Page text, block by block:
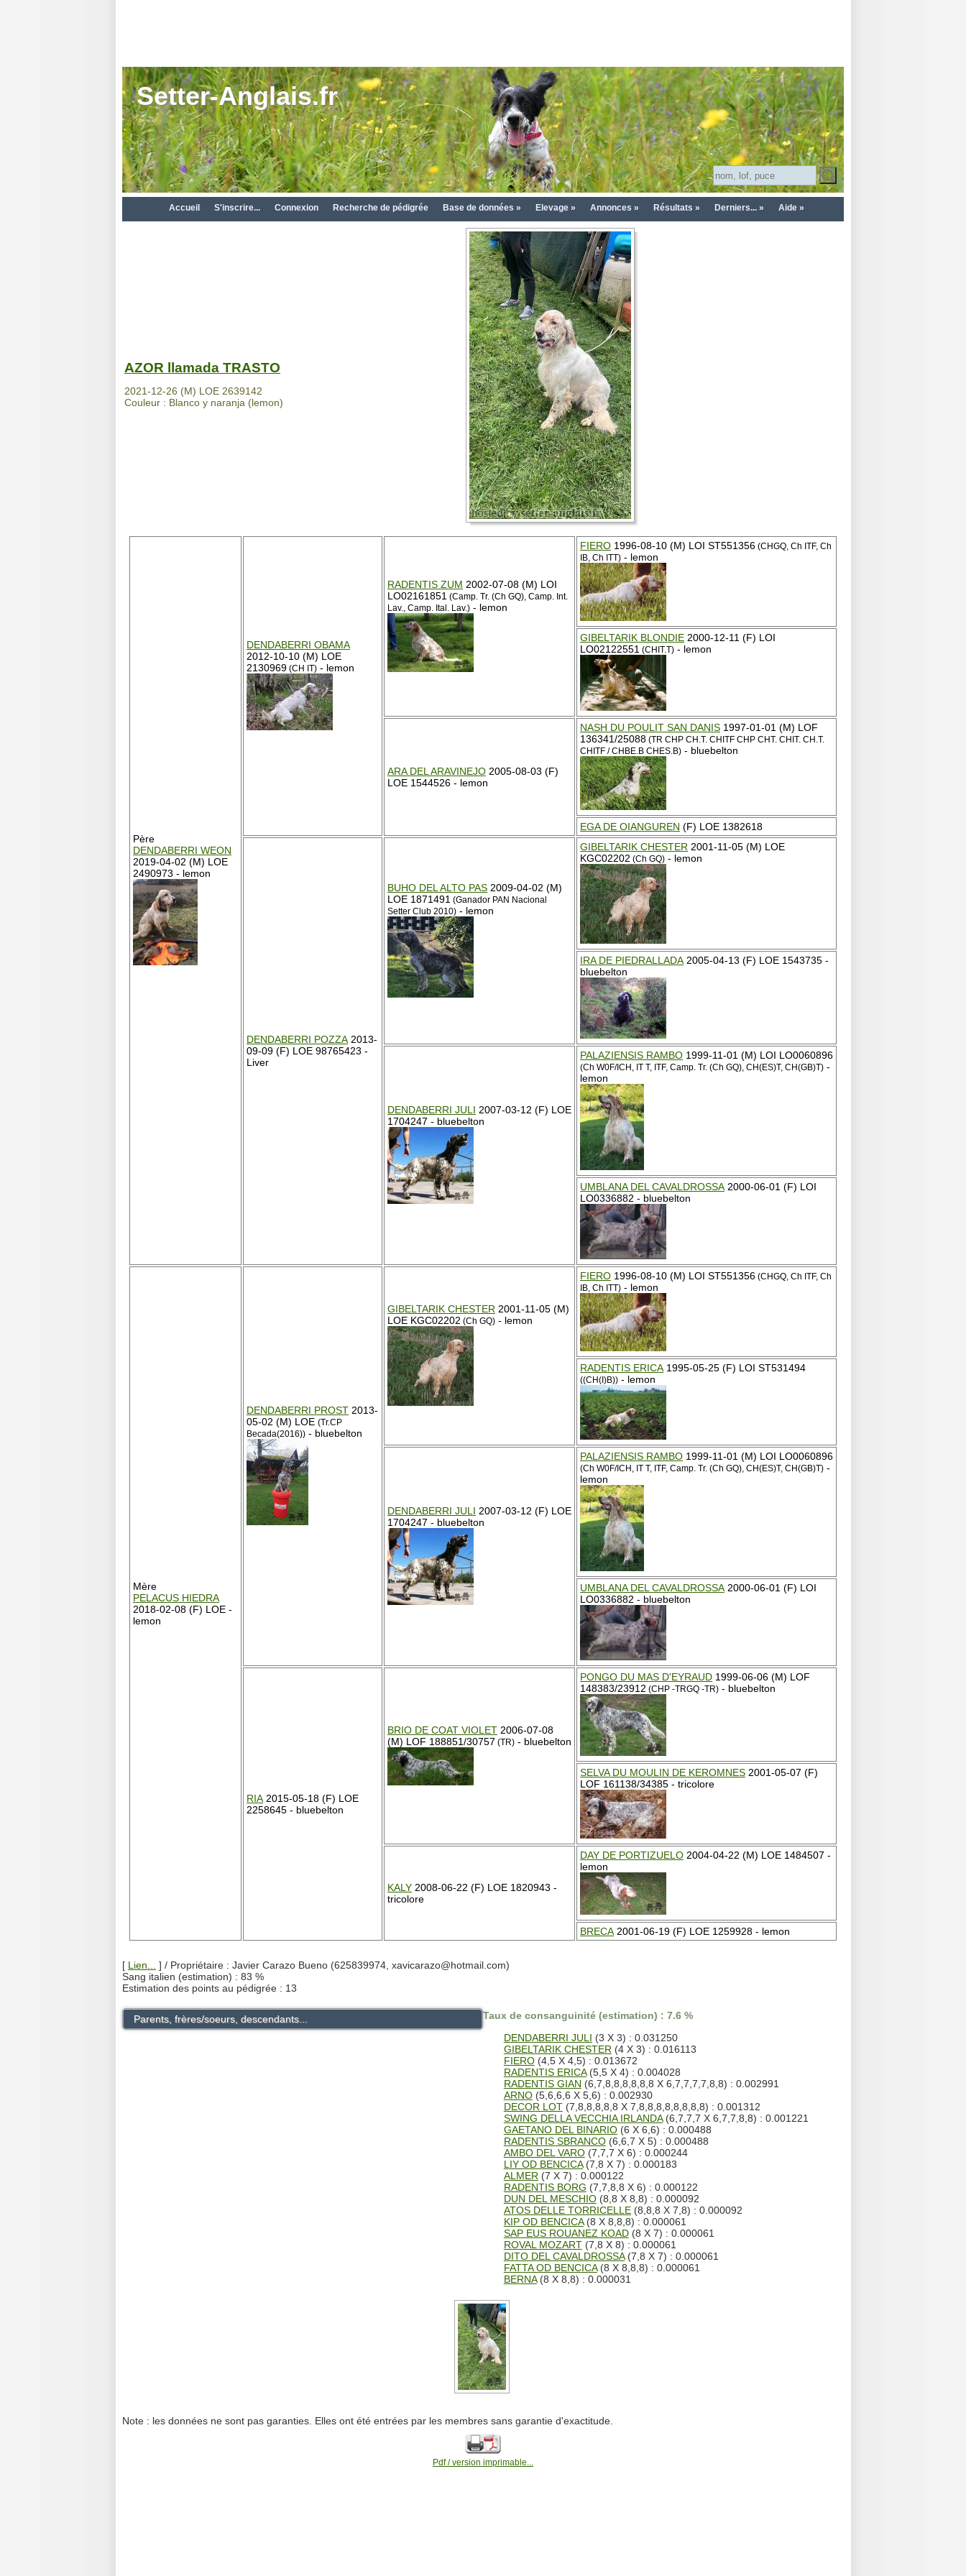
Setter-Anglais.fr
Accueil S'inscrire... Connexion Recherche de pédigrée Base de données » Elevage » Annonces » Résultats » Derniers... » Aide »
AZOR llamada TRASTO
2021-12-26 (M) LOE 2639142
Couleur : Blanco y naranja (lemon)
Père
DENDABERRI WEON
2019-04-02 (M) LOE
2490973 - lemon
DENDABERRI OBAMA
2012-10-10 (M) LOE
2130969 (CH IT) - lemon
RADENTIS ZUM 2002-07-08 (M) LOI
LO02161851 (Camp. Tr. (Ch GQ), Camp. Int.
Lav., Camp. Ital. Lav.) - lemon
FIERO 1996-08-10 (M) LOI ST551356 (CHGQ, Ch ITF, Ch
IB, Ch ITT) - lemon
GIBELTARIK BLONDIE 2000-12-11 (F) LOI
LO02122551 (CHIT.T) - lemon
ARA DEL ARAVINEJO 2005-08-03 (F)
LOE 1544526 - lemon
NASH DU POULIT SAN DANIS 1997-01-01 (M) LOF
136341/25088 (TR CHP CH.T. CHITF CHP CHT. CHIT. CH.T.
CHITF / CHBE.B CHES.B) - bluebelton
EGA DE OIANGUREN (F) LOE 1382618
DENDABERRI POZZA 2013-
09-09 (F) LOE 98765423 -
Liver
BUHO DEL ALTO PAS 2009-04-02 (M)
LOE 1871491 (Ganador PAN Nacional
Setter Club 2010) - lemon
GIBELTARIK CHESTER 2001-11-05 (M) LOE
KGC02202 (Ch GQ) - lemon
IRA DE PIEDRALLADA 2005-04-13 (F) LOE 1543735 -
bluebelton
DENDABERRI JULI 2007-03-12 (F) LOE
1704247 - bluebelton
PALAZIENSIS RAMBO 1999-11-01 (M) LOI LO0060896
(Ch W0F/ICH, IT T, ITF, Camp. Tr. (Ch GQ), CH(ES)T, CH(GB)T) -
lemon
UMBLANA DEL CAVALDROSSA 2000-06-01 (F) LOI
LO0336882 - bluebelton
Mère
PELACUS HIEDRA
2018-02-08 (F) LOE -
lemon
DENDABERRI PROST 2013-
05-02 (M) LOE (Tr.CP
Becada(2016)) - bluebelton
GIBELTARIK CHESTER 2001-11-05 (M)
LOE KGC02202 (Ch GQ) - lemon
FIERO 1996-08-10 (M) LOI ST551356 (CHGQ, Ch ITF, Ch
IB, Ch ITT) - lemon
RADENTIS ERICA 1995-05-25 (F) LOI ST531494
((CH(I)B)) - lemon
DENDABERRI JULI 2007-03-12 (F) LOE
1704247 - bluebelton
PALAZIENSIS RAMBO 1999-11-01 (M) LOI LO0060896
(Ch W0F/ICH, IT T, ITF, Camp. Tr. (Ch GQ), CH(ES)T, CH(GB)T) -
lemon
UMBLANA DEL CAVALDROSSA 2000-06-01 (F) LOI
LO0336882 - bluebelton
RIA 2015-05-18 (F) LOE
2258645 - bluebelton
BRIO DE COAT VIOLET 2006-07-08
(M) LOF 188851/30757 (TR) - bluebelton
PONGO DU MAS D'EYRAUD 1999-06-06 (M) LOF
148383/23912 (CHP -TRGQ -TR) - bluebelton
SELVA DU MOULIN DE KEROMNES 2001-05-07 (F)
LOF 161138/34385 - tricolore
KALY 2008-06-22 (F) LOE 1820943 -
tricolore
DAY DE PORTIZUELO 2004-04-22 (M) LOE 1484507 -
lemon
BRECA 2001-06-19 (F) LOE 1259928 - lemon
[ Lien...
] / Propriétaire : Javier Carazo Bueno (625839974, xavicarazo@hotmail.com)
Sang italien (estimation) : 83 %
Estimation des points au pédigrée : 13
Parents, frères/soeurs, descendants...
Taux de consanguinité (estimation) : 7.6 %
DENDABERRI JULI (3 X 3) : 0.031250
GIBELTARIK CHESTER (4 X 3) : 0.016113
FIERO(4,5 X 4,5) : 0.013672
RADENTIS ERICA(5,5 X 4) : 0.004028
RADENTIS GIAN (6,7,8,8,8,8,8,8 X 6,7,7,7,7,8,8) : 0.002991
ARNO(5,6,6,6 X 5,6) : 0.002930
DECOR LOT(7,8,8,8,8,8 X 7,8,8,8,8,8,8,8,8) : 0.001312
SWING DELLA VECCHIA IRLANDA(6,7,7,7 X 6,7,7,8,8) : 0.001221
GAETANO DEL BINARIO(6 X 6,6) : 0.000488
RADENTIS SBRANCO(6,6,7 X 5) : 0.000488
AMBO DEL VARO(7,7,7 X 6) : 0.000244
LIY OD BENCICA(7,8 X 7) : 0.000183
ALMER (7 X 7) : 0.000122
RADENTIS BORG (7,7,8,8 X 6) : 0.000122
DUN DEL MESCHIO(8,8 X 8,8) : 0.000092
ATOS DELLE TORRICELLE(8,8,8 X 7,8) : 0.000092
KIP OD BENCICA(8 X 8,8,8) : 0.000061
SAP EUS ROUANEZ KOAD(8 X 7) : 0.000061
ROVAL MOZART(7,8 X 8) : 0.000061
DITO DEL CAVALDROSSA(7,8 X 7) : 0.000061
FATTA OD BENCICA(8 X 8,8,8) : 0.000061
BERNA(8 X 8,8) : 0.000031
Note : les données ne sont pas garanties. Elles ont été entrées par les membres sans garantie d'exactitude.
Pdf / version imprimable...